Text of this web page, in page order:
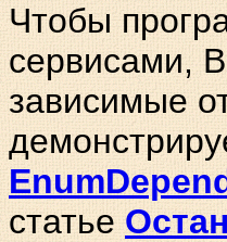
Чтобы
сервисами,
зависимые
статье